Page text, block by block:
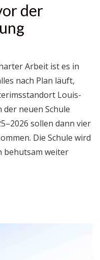
der
Arbeit ist es in
nach Plan läuft,
Louis-
der neuen Schule
sollen dann vier
Die Schule wird
behutsam weiter